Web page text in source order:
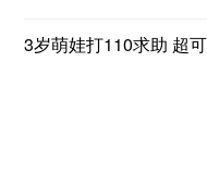
3岁萌娃打110求助 超